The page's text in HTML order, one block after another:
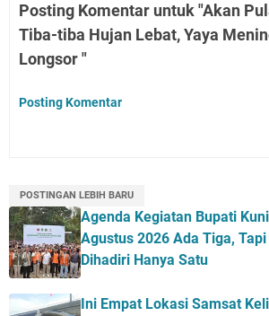
Posting Komentar untuk "Akan
Tiba-tiba Hujan Lebat, Yaya
Longsor "
Posting Komentar
POSTINGAN LEBIH BARU
Agenda Kegiatan Bupati
Agustus 2026 Ada Tiga,
Dihadiri Hanya Satu
Ini Empat Lokasi Samsat